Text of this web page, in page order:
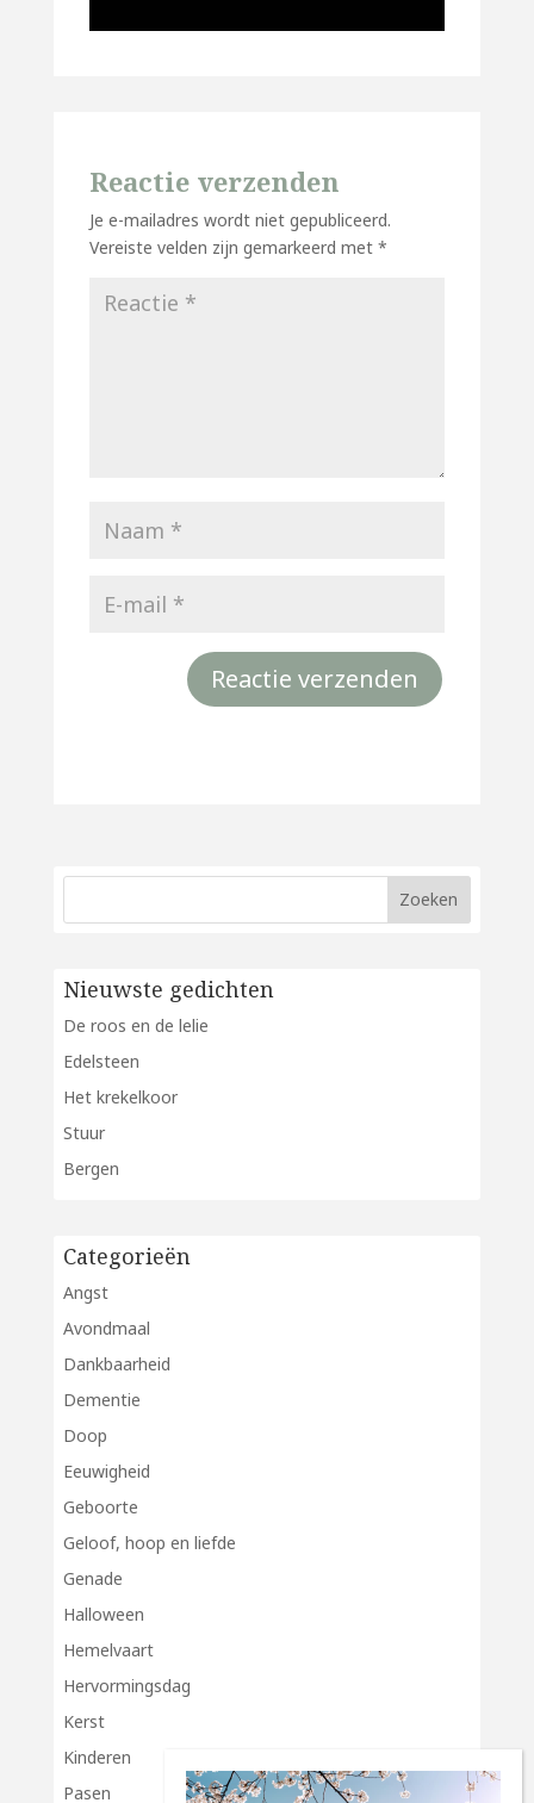
Reactie verzenden
Je e-mailadres wordt niet gepubliceerd.
Vereiste velden zijn gemarkeerd met *
Nieuwste gedichten
De roos en de lelie
Edelsteen
Het krekelkoor
Stuur
Bergen
Categorieën
Angst
Avondmaal
Dankbaarheid
Dementie
Doop
Eeuwigheid
Geboorte
Geloof, hoop en liefde
Genade
Halloween
Hemelvaart
Hervormingsdag
Kerst
Kinderen
Pasen